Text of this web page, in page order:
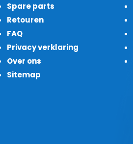
Spare parts
Retouren
FAQ
Privacy verklaring
Over ons
Sitemap